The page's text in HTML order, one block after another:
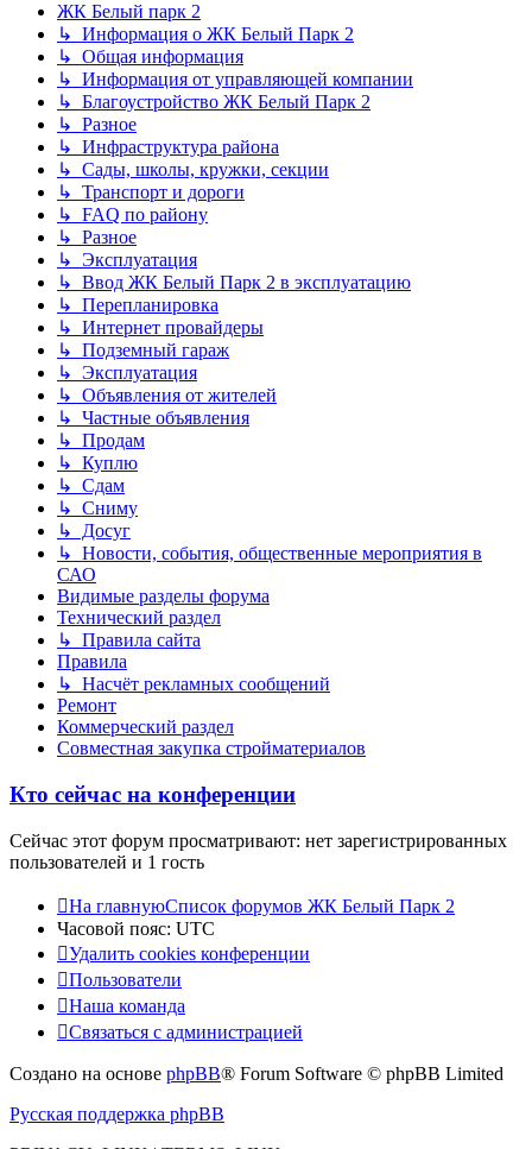
ЖК Белый парк 2
↳ Информация о ЖК Белый Парк 2
↳ Общая информация
↳ Информация от управляющей компании
↳ Благоустройство ЖК Белый Парк 2
↳ Разное
↳ Инфраструктура района
↳ Сады, школы, кружки, секции
↳ Транспорт и дороги
↳ FAQ по району
↳ Разное
↳ Эксплуатация
↳ Ввод ЖК Белый Парк 2 в эксплуатацию
↳ Перепланировка
↳ Интернет провайдеры
↳ Подземный гараж
↳ Эксплуатация
↳ Объявления от жителей
↳ Частные объявления
↳ Продам
↳ Куплю
↳ Сдам
↳ Сниму
↳ Досуг
↳ Новости, события, общественные мероприятия в
САО
Видимые разделы форума
Технический раздел
↳ Правила сайта
Правила
↳ Насчёт рекламных сообщений
Ремонт
Коммерческий раздел
Совместная закупка стройматериалов
Кто сейчас на конференции
Сейчас этот форум просматривают: нет зарегистрированных
пользователей и 1 гость
На главнуюСписок форумов ЖК Белый Парк 2
Часовой пояс: UTC
Удалить cookies конференции
Пользователи
Наша команда
Связаться с администрацией
Создано на основе phpBB® Forum Software © phpBB Limited
Русская поддержка phpBB